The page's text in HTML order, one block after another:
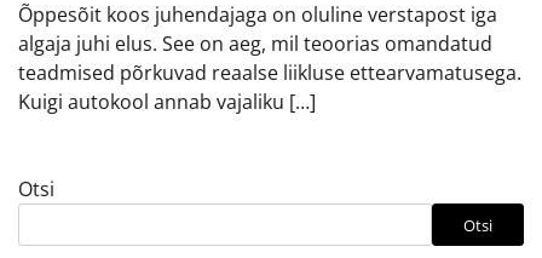
Õppesõit koos juhendajaga on oluline verstapost iga
algaja juhi elus. See on aeg, mil teoorias omandatud
teadmised põrkuvad reaalse liikluse ettearvamatusega.
Kuigi autokool annab vajaliku […]
Otsi
Otsi